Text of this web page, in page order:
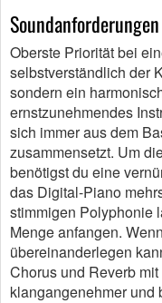
Oberste Priorität bei
selbstverständlich der
sondern ein
ernstzunehmendes
sich immer aus dem
zusammensetzt. Um
benötigst du eine
das Digital-Piano
stimmigen Polyphonie
Menge anfangen.
übereinanderlegen
Chorus und Reverb
klangangenehmer und